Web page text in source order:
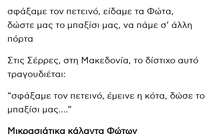
σφάξαμε τον πετεινό, είδαμε τα Φώτα,
δώστε μας το μπαξίσι μας, να πάμε σ’ άλλη
πόρτα
Στις Σέρρες, στη Μακεδονία, το δίστιχο αυτό
τραγουδιέται:
“σφάξαμε τον πετεινό, έμεινε η κότα, δώσε το
μπαξίσι μας….”
Μικρασιάτικα κάλαντα Φώτων